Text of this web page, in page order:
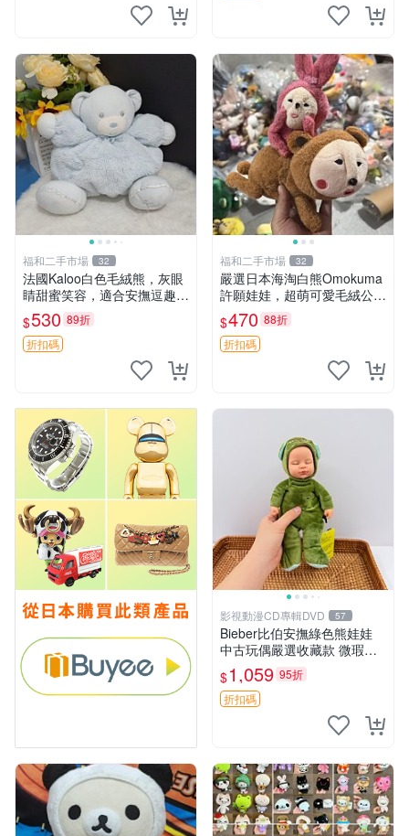
福和二手市場 32
法國Kaloo白色毛絨熊，灰眼
睛甜蜜笑容，適合安撫逗趣可
愛，柔軟面料手感佳。14 白
色安撫熊 毛絨玩具 寶寶逗樂
具
$530 89折
折扣碼
福和二手市場 32
嚴選日本海淘白熊Omokuma
許願娃娃，超萌可愛毛絨公仔
推薦收藏 白熊 Omokuma 毛
絨玩具 偽裝娃娃 玩具擺飾
$470 88折
折扣碼
影視動漫CD專輯DVD 57
Bieber比伯安撫綠色熊娃娃
中古玩偶嚴選收藏款 微瑕輕
度使用 Bieber綠熊娃娃 中古
玩偶 微瑕
$1,059 95折
折扣碼